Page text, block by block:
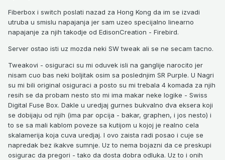
Fiberbox i switch poslati nazad za Hong Kong da im se izvadi
utruba u smislu napajanja jer sam uzeo specijalno linearno
napajanje za njih takodje od EdisonCreation - Firebird.
Server ostao isti uz mozda neki SW tweak ali se ne secam tacno.
Tweakovi - osiguraci su mi oduvek isli na ganglije narocito jer
nisam cuo bas neki boljitak osim sa poslednjim SR Purple. U Nagri
su mi bili original osiguraci a posto su mi trebala 4 komada za njih
resih se da probam nesto sto mi ima makar neke logike - Swiss
Digital Fuse Box. Dakle u uredjaj gurnes bukvalno dva eksera koji
se dobijaju od njih (ima par opcija - bakar, graphen, i jos nesto) i
to se sa mali kablom poveze sa kutijom u kojoj je realno cela
skalamerija koja cuva uredjaj. I ovo zaista radi posao i cuje se
napredak bez ikakve sumnje. Uz to nema bojazni da ce preskupi
osigurac da pregori - tako da dosta dobra odluka. Uz to i onih